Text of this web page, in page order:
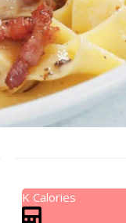
K Calories